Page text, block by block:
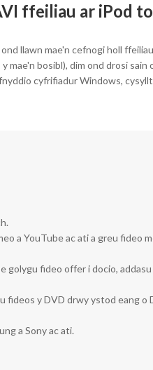
ffeiliau ar iPod
llawn mae'n cefnogi holl
mae'n bosibl), dim ond drosi
cyfrifiadur Windows,
a YouTube ac ati a greu fideo
golygu fideo offer i docio,
fideos y DVD drwy ystod eang o
a Sony ac ati.